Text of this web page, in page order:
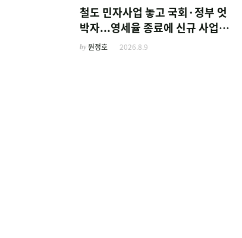
철도 민자사업 놓고 국회·정부 엇
박자...영세율 종료에 신규 사업
'비상'
by원정호 2026.8.9